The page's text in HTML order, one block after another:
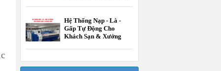
Hệ Thống Nạp - Là -
Gấp Tự Động Cho
Khách Sạn & Xưởng